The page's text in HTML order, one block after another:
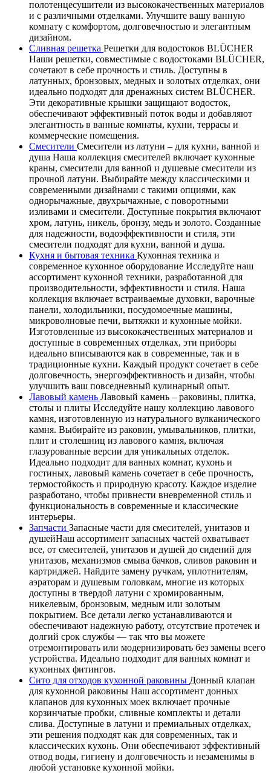
полотенцесушители из высококачественных материалов
и с различными отделками. Улучшите вашу ванную
комнату с комфортом, долговечностью и элегантным
дизайном.
Сливная решетка Решетки для водостоков BLÜCHER
Наши решетки, совместимые с водостоками BLÜCHER,
сочетают в себе прочность и стиль. Доступны в
латунных, бронзовых, медных и золотых отделках, они
идеально подходят для дренажных систем BLÜCHER.
Эти декоративные крышки защищают водосток,
обеспечивают эффективный поток воды и добавляют
элегантность в ванные комнаты, кухни, террасы и
коммерческие помещения.
Смесители Смесители из латуни – для кухни, ванной и
душа Наша коллекция смесителей включает кухонные
краны, смесители для ванной и душевые смесители из
прочной латуни. Выбирайте между классическими и
современными дизайнами с такими опциями, как
однорычажные, двухрычажные, с поворотными
изливами и смесители. Доступные покрытия включают
хром, латунь, никель, бронзу, медь и золото. Созданные
для надежности, водоэффективности и стиля, эти
смесители подходят для кухни, ванной и душа.
Кухня и бытовая техника Кухонная техника и
современное кухонное оборудование Исследуйте наш
ассортимент кухонной техники, разработанной для
производительности, эффективности и стиля. Наша
коллекция включает встраиваемые духовки, варочные
панели, холодильники, посудомоечные машины,
микроволновые печи, вытяжки и кухонные мойки.
Изготовленные из высококачественных материалов и
доступные в современных отделках, эти приборы
идеально вписываются как в современные, так и в
традиционные кухни. Каждый продукт сочетает в себе
долговечность, энергоэффективность и дизайн, чтобы
улучшить ваш повседневный кулинарный опыт.
Лавовый камень Лавовый камень – раковины, плитка,
столы и плиты Исследуйте нашу коллекцию лавового
камня, изготовленную из натурального вулканического
камня. Выбирайте из раковин, умывальников, плитки,
плит и столешниц из лавового камня, включая
глазурованные версии для уникальных отделок.
Идеально подходит для ванных комнат, кухонь и
гостиных, лавовый камень сочетает в себе прочность,
термостойкость и природную красоту. Каждое изделие
разработано, чтобы привнести вневременной стиль и
функциональность в современные и классические
интерьеры.
Запчасти Запасные части для смесителей, унитазов и
душейНаш ассортимент запасных частей охватывает
все, от смесителей, унитазов и душей до сидений для
унитазов, механизмов смыва бачков, сливов раковин и
картриджей. Найдите замену ручкам, уплотнителям,
аэраторам и душевым головкам, многие из которых
доступны в твердой латуни с хромированным,
никелевым, бронзовым, медным или золотым
покрытием. Все детали легко устанавливаются и
обеспечивают надежную работу, отсутствие протечек и
долгий срок службы — так что вы можете
отремонтировать или модернизировать без замены всего
устройства. Идеально подходит для ванных комнат и
кухонных фитингов.
Сито для отходов кухонной раковины Донный клапан
для кухонной раковины Наш ассортимент донных
клапанов для кухонных моек включает прочные
корзинчатые пробки, сливные комплекты и детали
слива. Доступные в латуни и премиальных отделках,
эти решения подходят как для современных, так и
классических кухонь. Они обеспечивают эффективный
отвод воды, гигиену и долговечность и незаменимы в
любой установке кухонной мойки.